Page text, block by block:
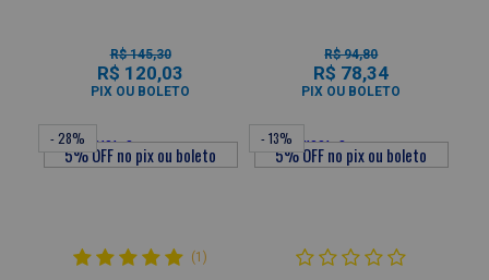
R$ 145,30
R$ 120,03
PIX OU BOLETO
R$ 94,80
R$ 78,34
PIX OU BOLETO
- 28%
(1)
- 13%